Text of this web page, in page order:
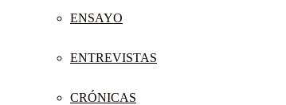
ENSAYO
ENTREVISTAS
CRÓNICAS